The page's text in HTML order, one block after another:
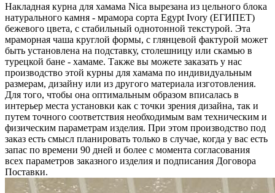
Накладная курна для хамама Nica вырезана из цельного блока
натурального камня - мрамора сорта Egypt Ivory (ЕГИПЕТ)
бежевого цвета, c стабильный однотонной текстурой. Эта
мраморная чаша круглой формы, с глянцевой фактурой может
быть установлена на подставку, столешницу или скамью в
турецкой бане - хамаме. Также вы можете заказать у нас
производство этой курны для хамама по индивидуальным
размерам, дизайну или из другого материала изготовления.
Для того, чтобы она оптимальным образом вписалась в
интерьер места установки как с точки зрения дизайна, так и
путем точного соответствия необходимым вам техническим и
физическим параметрам изделия. При этом производство под
заказ есть смысл планировать только в случае, когда у вас есть
запас по времени 90 дней и более с момента согласования
всех параметров заказного изделия и подписания Договора
Поставки.